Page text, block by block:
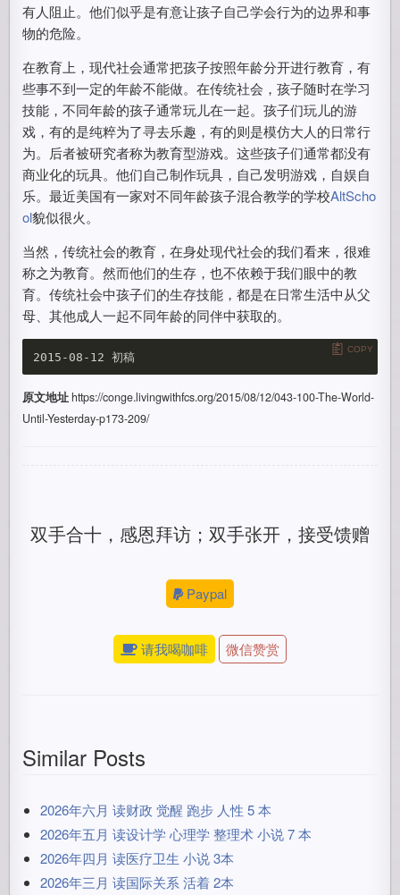
有人阻止。他们似乎是有意让孩子自己学会行为的边界和事
物的危险。
在教育上，现代社会通常把孩子按照年龄分开进行教育，有
些事不到一定的年龄不能做。在传统社会，孩子随时在学习
技能，不同年龄的孩子通常玩儿在一起。孩子们玩儿的游
戏，有的是纯粹为了寻去乐趣，有的则是模仿大人的日常行
为。后者被研究者称为教育型游戏。这些孩子们通常都没有
商业化的玩具。他们自己制作玩具，自己发明游戏，自娱自
乐。最近美国有一家对不同年龄孩子混合教学的学校AltScho
ol貌似很火。
当然，传统社会的教育，在身处现代社会的我们看来，很难
称之为教育。然而他们的生存，也不依赖于我们眼中的教
育。传统社会中孩子们的生存技能，都是在日常生活中从父
母、其他成人一起不同年龄的同伴中获取的。
COPY
原文地址https://conge.livingwithfcs.org/2015/08/12/043-100-The-World-
Until-Yesterday-p173-209/
双手合十，感恩拜访；双手张开，接受馈赠
Paypal
请我喝咖啡 微信赞赏
Similar Posts
2026年六月 读财政 觉醒 跑步 人性 5 本
2026年五月 读设计学 心理学 整理术 小说 7 本
2026年四月 读医疗卫生 小说 3本
2026年三月 读国际关系 活着 2本